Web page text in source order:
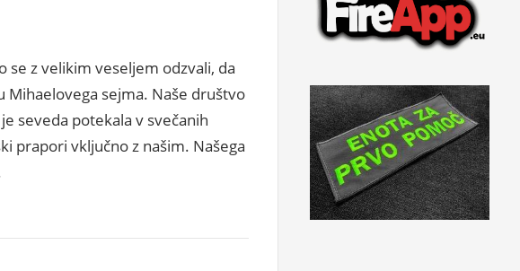
se z velikim veseljem odzvali, da
Mihaelovega sejma. Naše društvo
seveda potekala v svečanih
prapori vključno z našim. Našega